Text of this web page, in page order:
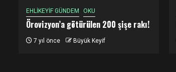
EHLİKEYİF GÜNDEM OKU
Örovizyon’a götürülen 200 şişe rakı!
7 yıl önce Büyük Keyif